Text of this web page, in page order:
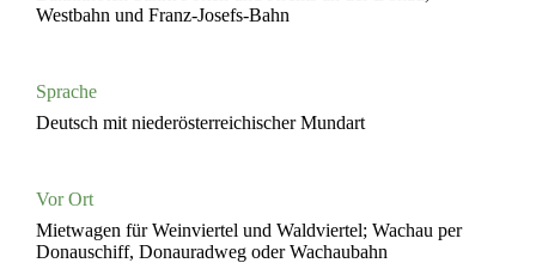
Westbahn und Franz-Josefs-Bahn
Sprache
Deutsch mit niederösterreichischer Mundart
Vor Ort
Mietwagen für Weinviertel und Waldviertel; Wachau per
Donauschiff, Donauradweg oder Wachaubahn